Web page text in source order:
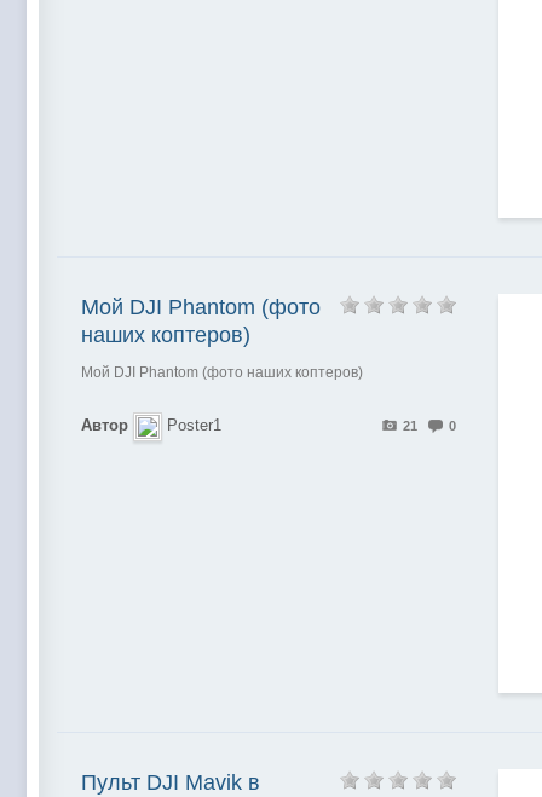
Мой DJI Phantom (фото
наших коптеров)
Мой DJI Phantom (фото наших коптеров)
21 0
Автор Poster1
Пульт DJI Mavik в